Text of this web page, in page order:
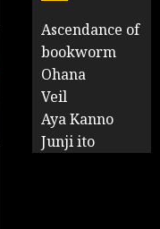
Ascendance of
bookworm
Ohana
Veil
Aya Kanno
Junji ito